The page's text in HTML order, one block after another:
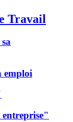
Travail
emploi
entreprise"